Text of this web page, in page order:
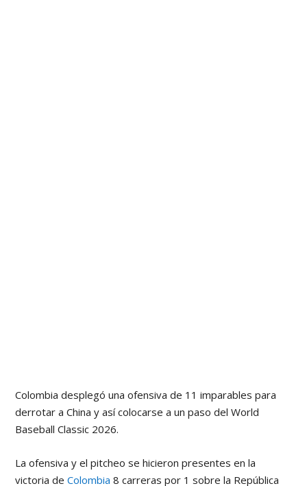
Colombia desplegó una ofensiva de 11 imparables para
derrotar a China y así colocarse a un paso del World
Baseball Classic 2026.
La ofensiva y el pitcheo se hicieron presentes en la
victoria deColombia 8 carreras por 1 sobre la República